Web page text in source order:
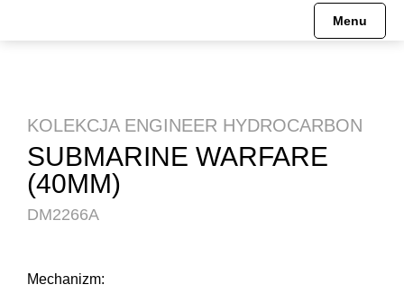
Menu
KOLEKCJA ENGINEER HYDROCARBON
SUBMARINE WARFARE
(40MM)
DM2266A
Mechanizm: